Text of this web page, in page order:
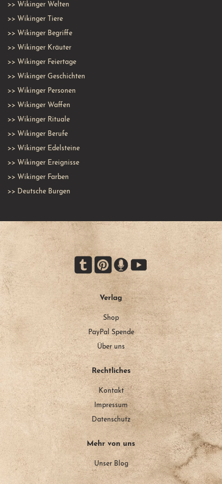
>> Wikinger Welten
>> Wikinger Tiere
>> Wikinger Begriffe
>> Wikinger Kräuter
>> Wikinger Feiertage
>> Wikinger Geschichten
>> Wikinger Personen
>> Wikinger Waffen
>> Wikinger Rituale
>> Wikinger Berufe
>> Wikinger Edelsteine
>> Wikinger Ereignisse
>> Wikinger Farben
>> Deutsche Burgen
Verlag
Shop
PayPal Spende
Über uns
Rechtliches
Kontakt
Impressum
Datenschutz
Mehr von uns
Unser Blog